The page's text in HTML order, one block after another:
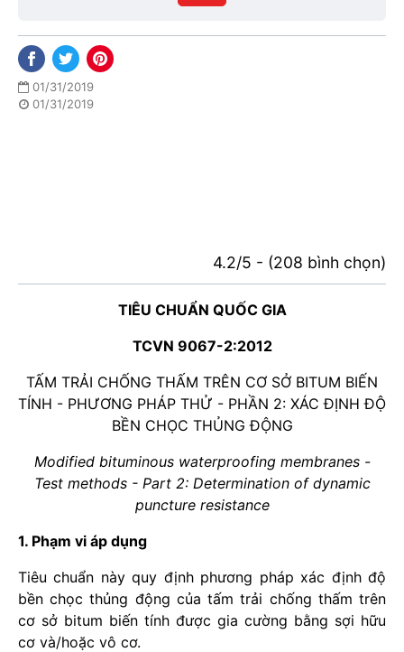
01/31/2019
01/31/2019
4.2/5 - (208 bình chọn)
TIÊU CHUẨN QUỐC GIA
TCVN 9067-2:2012
TẤM TRẢI CHỐNG THẤM TRÊN CƠ SỞ BITUM BIẾN
TÍNH - PHƯƠNG PHÁP THỬ - PHẦN 2: XÁC ĐỊNH ĐỘ
BỀN CHỌC THỦNG ĐỘNG
Modified bituminous waterproofing membranes -
Test methods - Part 2: Determination of dynamic
puncture resistance
1. Phạm vi áp dụng
Tiêu chuẩn này quy định phương pháp xác định độ
bền chọc thủng động của tấm trải chống thấm trên
cơ sở bitum biến tính được gia cường bằng sợi hữu
cơ và/hoặc vô cơ.